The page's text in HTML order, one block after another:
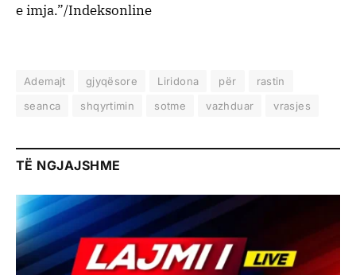
e imja.”/Indeksonline
Ademajt gjyqësore Liridona për
rastin
seanca
shqyrtimin sotme vazhduar vrasjes
TË NGJAJSHME